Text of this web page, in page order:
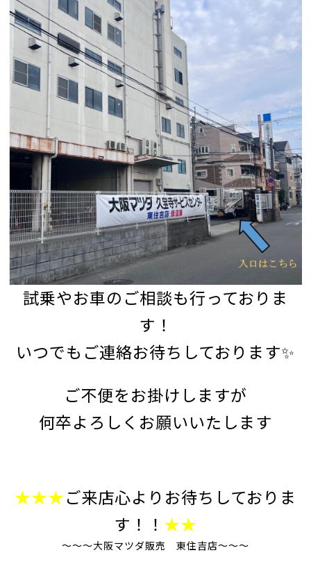
試乗やお車のご相談も行っておりま
す！
いつでもご連絡お待ちしております✨
ご不便をお掛けしますが
何卒よろしくお願いいたします
★★★ ご来店心よりお待ちしておりま
す！！ ★★
～～～大阪マツダ販売 東住吉店～～～